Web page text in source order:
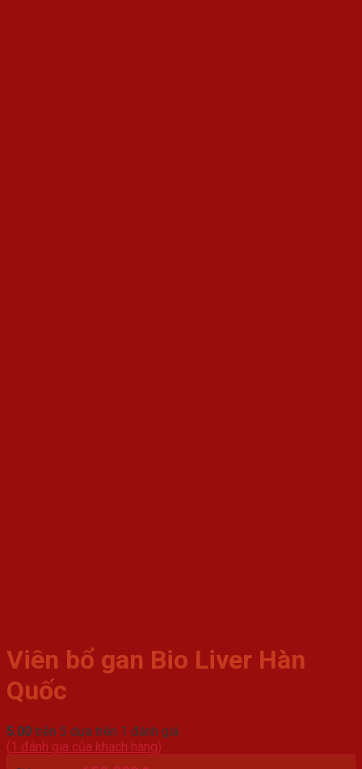
Viên bổ gan Bio Liver Hàn
Quốc
5.00 trên 5 dựa trên 1 đánh giá
(1 đánh giá của khách hàng)